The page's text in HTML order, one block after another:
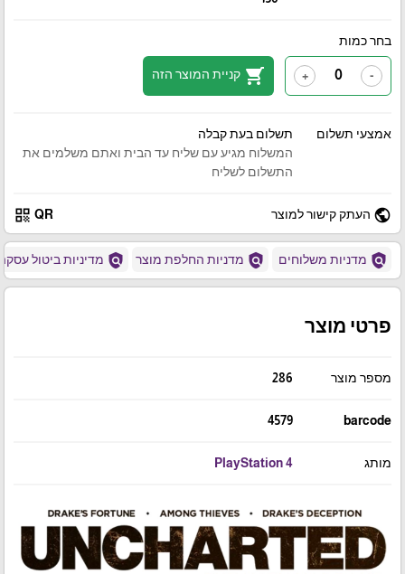
בחר כמות
-
+
shopping_cart קניית המוצר הזה
אמצעי תשלום
תשלום בעת קבלה
המשלוח מגיע עם שליח עד הבית ואתם משלמים את
התשלום לשליח
public העתק קישור למוצר QR
qr_code
policy מדניות משלוחים policy מדניות החלפת מוצר policy מדיניות ביטול
פרטי מוצר
מספר מוצר 286
barcode
4579
מותג PlayStation 4